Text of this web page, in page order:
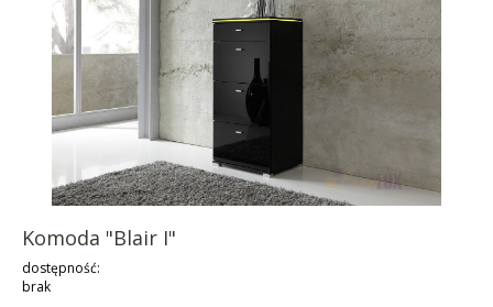
Komoda "Blair I"
dostępność:
brak